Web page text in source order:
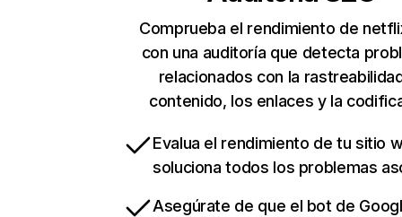
Comprueba el rendimiento de
con una auditoría que detecta
relacionados con la
contenido, los enlaces y la
Evalua el rendimiento de tu sitio
soluciona todos los problemas
Asegúrate de que el bot de